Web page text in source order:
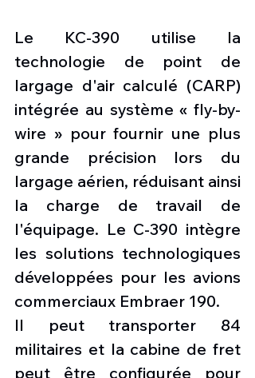
Le KC-390 utilise la
technologie de point de
largage d'air calculé (CARP)
intégrée au système « fly-by-
wire » pour fournir une plus
grande précision lors du
largage aérien, réduisant ainsi
la charge de travail de
l'équipage. Le C-390 intègre
les solutions technologiques
développées pour les avions
commerciaux Embraer 190.
Il peut transporter 84
militaires et la cabine de fret
peut être configurée pour